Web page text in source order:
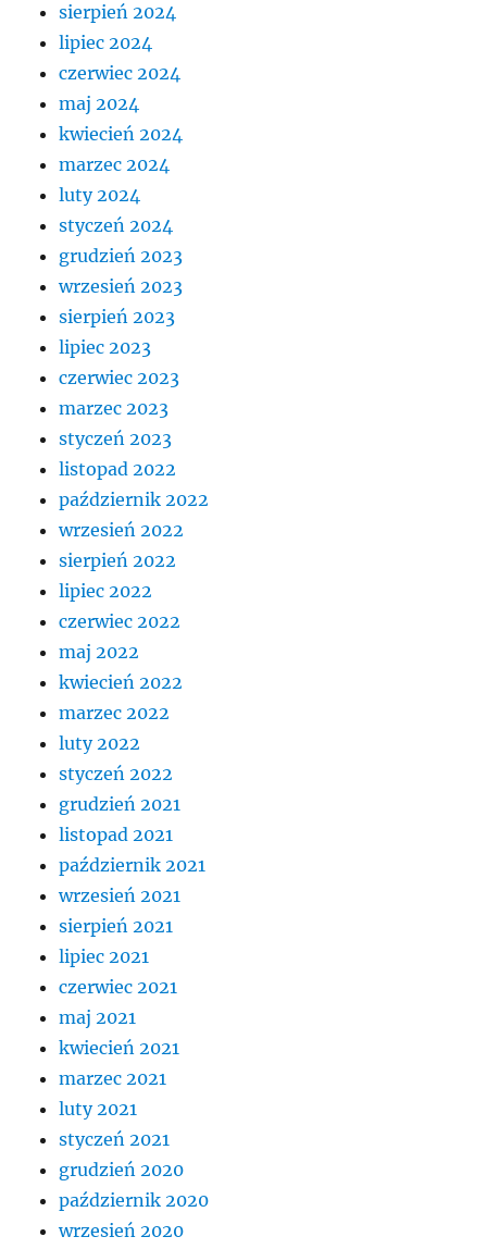
sierpień 2024
lipiec 2024
czerwiec 2024
maj 2024
kwiecień 2024
marzec 2024
luty 2024
styczeń 2024
grudzień 2023
wrzesień 2023
sierpień 2023
lipiec 2023
czerwiec 2023
marzec 2023
styczeń 2023
listopad 2022
październik 2022
wrzesień 2022
sierpień 2022
lipiec 2022
czerwiec 2022
maj 2022
kwiecień 2022
marzec 2022
luty 2022
styczeń 2022
grudzień 2021
listopad 2021
październik 2021
wrzesień 2021
sierpień 2021
lipiec 2021
czerwiec 2021
maj 2021
kwiecień 2021
marzec 2021
luty 2021
styczeń 2021
grudzień 2020
październik 2020
wrzesień 2020